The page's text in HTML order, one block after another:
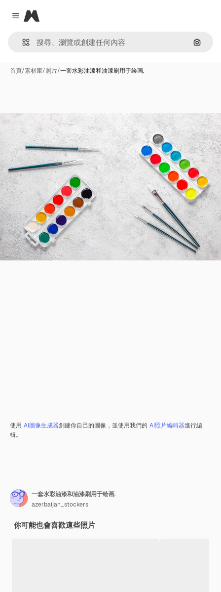
Close menu
Magnific
通過圖
首頁/素材庫/照片/一套水彩油漆和油漆刷用于绘画.
使用 AI圖像生成器創建你自己的圖像，並使用我們的 AI照片編輯器進行編
輯。
一套水彩油漆和油漆刷用于绘画.
azerbaijan_stockers
你可能也會喜歡這些照片